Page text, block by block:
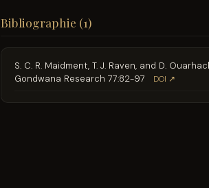
Bibliographie (1)
S. C. R. Maidment, T. J. Raven, and D.
Gondwana Research 77:82-97
DOI ↗